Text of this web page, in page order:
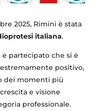
2025, Rimini è stata
italiana.
partecipato che si è
positivo,
dei momenti più
e visione
professionale.